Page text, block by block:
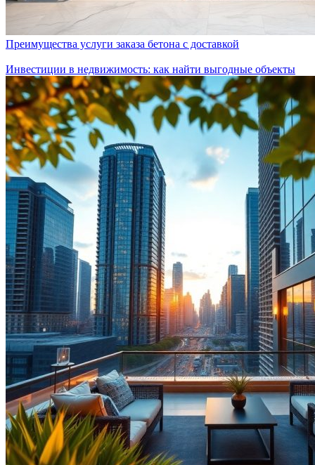
Преимущества услуги заказа бетона с доставкой
Инвестиции в недвижимость: как найти выгодные объекты